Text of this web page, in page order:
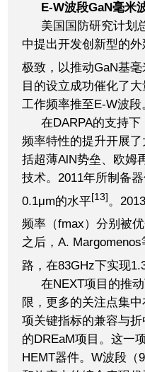
E-W波段GaN毫米
美国国防研究计划
中提出开发创新型的
极致，以推动GaN基
目的设立成功催化了
工作频率推至E-W波段
在DARPA的支持
频率特性的提升开展
括超薄AlN势垒、欧姆
技术。2011年所制备
0.1μm的水平[13]。
频率（fmax）分别被
之后，A.
路，在83GHz下实现
在NEXT项目的推
限，更多的关注点集
项关键指标的兼容与
的DREaM项目。这一
HEMT器件。W波段（